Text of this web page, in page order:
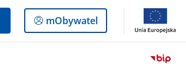
Logowanie
do
mObywatel